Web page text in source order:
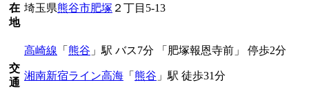
在
地
埼玉県熊谷市肥塚 ２丁目5-13
交
通
高崎線 「 熊谷 」駅 バス7分 「肥塚報恩寺前」 停歩2分
湘南新宿ライン高海 「 熊谷 」駅 徒歩31分